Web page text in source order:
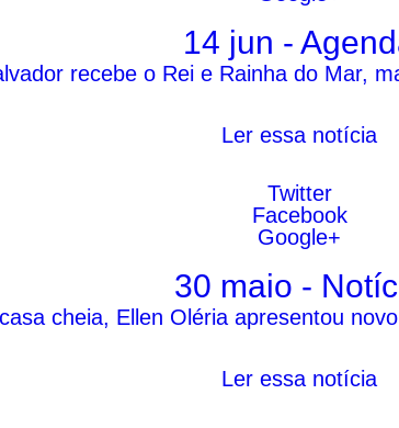
14 jun -
recebe o Rei e Rainha do Mar,
Ler essa notícia
Twitter
Facebook
Google+
30 maio -
cheia, Ellen Oléria apresentou
Ler essa notícia